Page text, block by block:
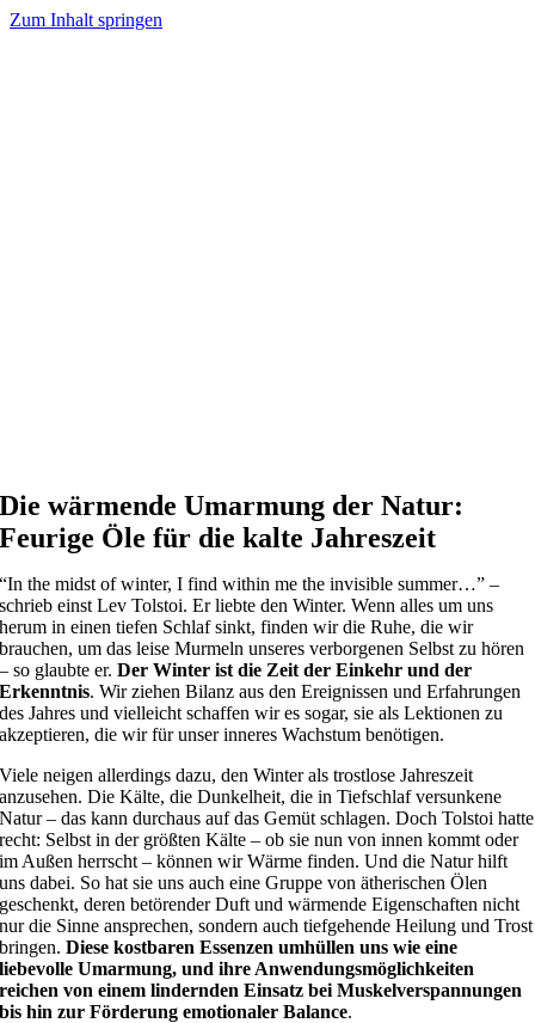
Zum Inhalt springen
Die wärmende Umarmung der Natur:
Feurige Öle für die kalte Jahreszeit
“In the midst of winter, I find within me the invisible summer…” –
schrieb einst Lev Tolstoi. Er liebte den Winter. Wenn alles um uns
herum in einen tiefen Schlaf sinkt, finden wir die Ruhe, die wir
brauchen, um das leise Murmeln unseres verborgenen Selbst zu hören
– so glaubte er.Der Winter ist die Zeit der Einkehr und der
Erkenntnis. Wir ziehen Bilanz aus den Ereignissen und Erfahrungen
des Jahres und vielleicht schaffen wir es sogar, sie als Lektionen zu
akzeptieren, die wir für unser inneres Wachstum benötigen.
Viele neigen allerdings dazu, den Winter als trostlose Jahreszeit
anzusehen. Die Kälte, die Dunkelheit, die in Tiefschlaf versunkene
Natur – das kann durchaus auf das Gemüt schlagen. Doch Tolstoi hatte
recht: Selbst in der größten Kälte – ob sie nun von innen kommt oder
im Außen herrscht – können wir Wärme finden. Und die Natur hilft
uns dabei. So hat sie uns auch eine Gruppe von ätherischen Ölen
geschenkt, deren betörender Duft und wärmende Eigenschaften nicht
nur die Sinne ansprechen, sondern auch tiefgehende Heilung und Trost
bringen.Diese kostbaren Essenzen umhüllen uns wie eine
liebevolle Umarmung, und ihre Anwendungsmöglichkeiten
reichen von einem lindernden Einsatz bei Muskelverspannungen
bis hin zur Förderung emotionaler Balance.